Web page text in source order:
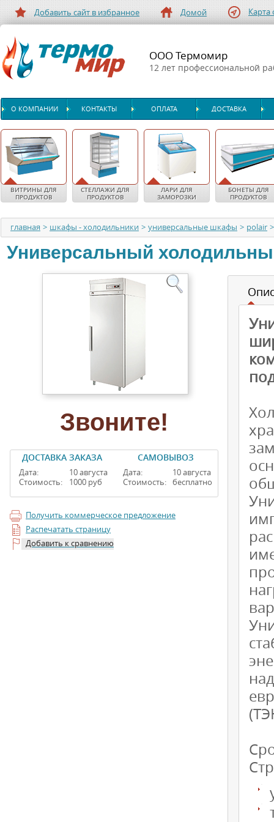
Добавить сайт в избранное Домой Карта
ООО Термомир
12 лет профессиональной
О КОМПАНИИ КОНТАКТЫ ОПЛАТА ДОСТАВКА
ВИТРИНЫ ДЛЯ
ПРОДУКТОВ
СТЕЛЛАЖИ ДЛЯ
ПРОДУКТОВ
ЛАРИ ДЛЯ
ЗАМОРОЗКИ
БОНЕТЫ ДЛЯ
ПРОДУКТОВ
главная > шкафы - холодильники > универсальные шкафы > polair >
Универсальный
Звоните!
ДОСТАВКА ЗАКАЗА
Дата:
Стоимость:
10 августа
1000 руб
САМОВЫВОЗ
Дата:
Стоимость:
10 августа
бесплатно
Получить коммерческое предложение
Распечатать страницу
Добавить к сравнению